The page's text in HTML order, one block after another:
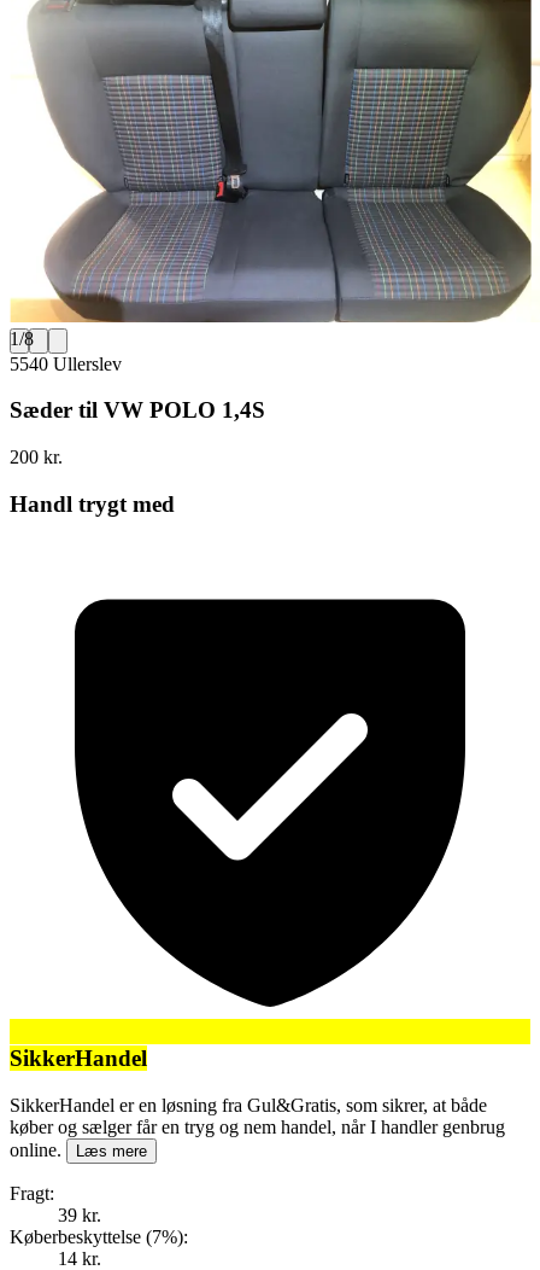
1/8
5540 Ullerslev
Sæder til VW POLO 1,4S
200 kr.
Handl trygt med
SikkerHandel
SikkerHandel er en løsning fra Gul&Gratis, som sikrer, at både
køber og sælger får en tryg og nem handel, når I handler genbrug
online.
Læs mere
Fragt:
39 kr.
Køberbeskyttelse (7%):
14 kr.